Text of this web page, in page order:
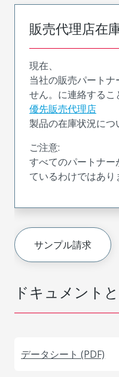
ドキュメント
データシート (PDF)
販売代理店在
現在、
当社の販売パートナ
せん。に連絡する
優先販売代理店
製品の在庫状況に
ご注意:
すべてのパートナ
ているわけではあり
サンプル請求